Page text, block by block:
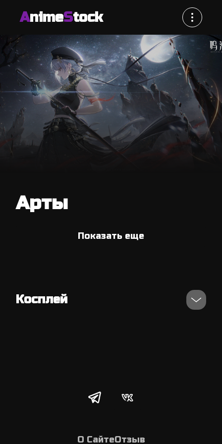
AnimeStock
Арты
Показать еще
Косплей
О СайтеОтзыв